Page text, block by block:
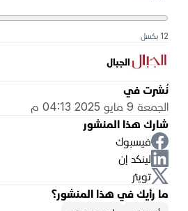
12 بكسل
الجبال
نُشرت في
الجمعة 9 مايو 2025 04:13 م
شارك هذا المنشور
فيسبوك
لينكد إن
تويتر
ما رأيك في هذا المنشور؟